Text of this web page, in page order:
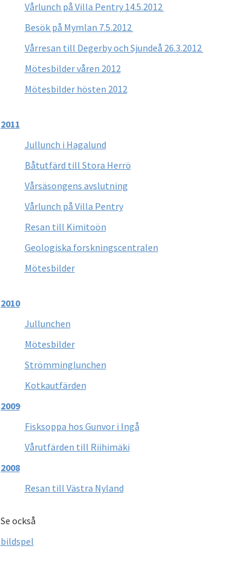
Vårlunch på Villa Pentry 14.5.2012
Besök på Mymlan 7.5.2012
Vårresan till Degerby och Sjundeå 26.3.2012
Mötesbilder våren 2012
Mötesbilder hösten 2012
2011
Jullunch i Hagalund
Båtutfärd till Stora Herrö
Vårsäsongens avslutning
Vårlunch på Villa Pentry
Resan till Kimitoön
Geologiska forskningscentralen
Mötesbilder
2010
Jullunchen
Mötesbilder
Strömminglunchen
Kotkautfärden
2009
Fisksoppa hos Gunvor i Ingå
Vårutfärden till Riihimäki
2008
Resan till Västra Nyland
Se också
bildspel